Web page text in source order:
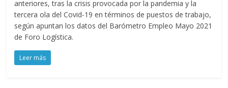
anteriores, tras la crisis provocada por la pandemia y la
tercera ola del Covid-19 en términos de puestos de trabajo,
según apuntan los datos del Barómetro Empleo Mayo 2021
de Foro Logística.
Leer más